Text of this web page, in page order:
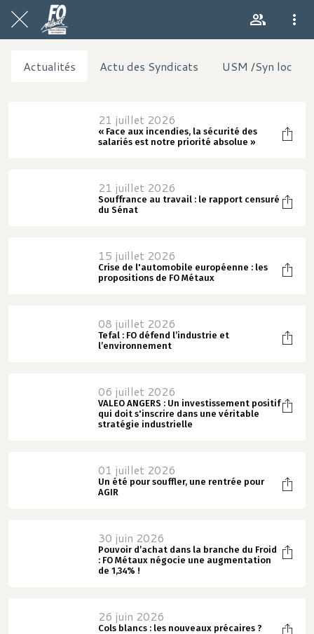
Actualités Actu des Syndicats USM /Syn loc
21 juillet 2026
« Face aux incendies, la sécurité des
salariés est notre priorité absolue »
21 juillet 2026
Souffrance au travail : le rapport censuré
du Sénat
15 juillet 2026
Crise de l'automobile européenne : les
propositions de FO Métaux
08 juillet 2026
Tefal : FO défend l’industrie et
l’environnement
06 juillet 2026
VALEO ANGERS : Un investissement positif
qui doit s'inscrire dans une véritable
stratégie industrielle
01 juillet 2026
Un été pour souffler, une rentrée pour
AGIR
30 juin 2026
Pouvoir d’achat dans la branche du Froid
: FO Métaux négocie une augmentation
de 1,34% !
26 juin 2026
Cols blancs : les nouveaux précaires ?